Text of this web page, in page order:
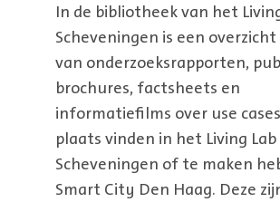
In de bibliotheek van het
Scheveningen is een
van onderzoeksrapporten,
brochures, factsheets en
informatiefilms over use
plaats vinden in het Living Lab
Scheveningen of te maken
Smart City Den Haag. Deze